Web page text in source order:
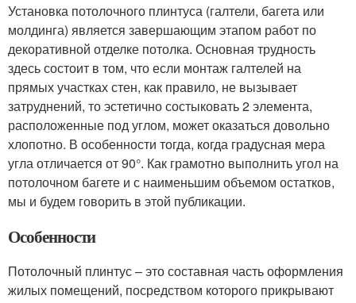
Установка потолочного плинтуса (галтели, багета или
молдинга) является завершающим этапом работ по
декоративной отделке потолка. Основная трудность
здесь состоит в том, что если монтаж галтелей на
прямых участках стен, как правило, не вызывает
затруднений, то эстетично состыковать 2 элемента,
расположенные под углом, может оказаться довольно
хлопотно. В особенности тогда, когда градусная мера
угла отличается от 90°. Как грамотно выполнить угол на
потолочном багете и с наименьшим объемом остатков,
мы и будем говорить в этой публикации.
Особенности
Потолочный плинтус – это составная часть оформления
жилых помещений, посредством которого прикрывают